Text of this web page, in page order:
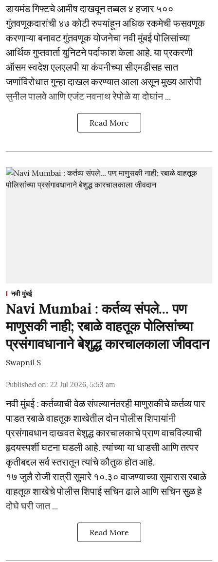
डायमंड गिफ्टचे आमीष दाखवून तब्बल ४ हजार ५००
गुंतवणूकदारांची ४७ कोटी रुपयांहून अधिक रकमेची फसवणूक
करणाऱ्या बनावट गुंतवणूक योजनेचा नवी मुंबई पोलिसांच्या
आर्थिक गुप्तवार्ता युनिटने पर्दाफाश केला आहे. या प्रकरणी
ऑसम स्वदेश एलएलपी या कंपनीच्या सीएमडीसह सात
जणांविरोधात गुन्हा दाखल करण्यात आला असून मुख्य आरोपी
सुनील पालवे आणि एजंट नवनाथ रेपोळे या दोघांन ...
Read More
नवी मुंबई
Navi Mumbai : कर्तव्य संपले... पण
माणुसकी नाही; रबाळे वाहतूक पोलिसांच्या
प्रसंगावधानाने बेशुद्ध कारचालकाला जीवदान
Swapnil S
Published on: 22 Jul 2026, 5:53 am
नवी मुंबई : कर्तव्याची वेळ संपल्यानंतरही माणुसकीचे कर्तव्य पार
पाडत रबाळे वाहतूक शाखेतील दोन पोलीस शिपायांनी
प्रसंगावधान दाखवत बेशुद्ध कारचालकाचे प्राण वाचविल्याची
हृदयस्पर्शी घटना घडली आहे. त्यांच्या या धाडसी आणि तत्पर
कृतीबद्दल सर्व स्तरातून त्यांचे कौतुक होत आहे.
१७ जुलै रोजी रात्री सुमारे १०.३० वाजण्याच्या सुमारास रबाळे
वाहतूक शाखेचे पोलीस शिपाई सचिन ढाले आणि सचिन सुळ हे
दोघे घरी जात ...
Read More